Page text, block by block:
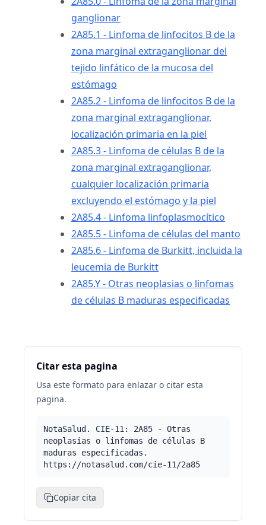
ganglionar
2A85.1 - Linfoma de linfocitos B de la
zona marginal extraganglionar del
tejido linfático de la mucosa del
estómago
2A85.2 - Linfoma de linfocitos B de la
zona marginal extraganglionar,
localización primaria en la piel
2A85.3 - Linfoma de células B de la
zona marginal extraganglionar,
cualquier localización primaria
excluyendo el estómago y la piel
2A85.4 - Linfoma linfoplasmocítico
2A85.5 - Linfoma de células del manto
2A85.6 - Linfoma de Burkitt, incluida la
leucemia de Burkitt
2A85.Y - Otras neoplasias o linfomas
de células B maduras especificadas
Citar esta pagina
Usa este formato para enlazar o citar esta
pagina.
NotaSalud. CIE-11: 2A85 - Otras
neoplasias o linfomas de células B
maduras especificadas.
https://notasalud.com/cie-11/2a85
Copiar cita